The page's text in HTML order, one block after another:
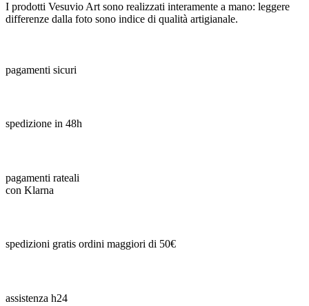
I prodotti Vesuvio Art sono realizzati interamente a mano: leggere
differenze dalla foto sono indice di qualità artigianale.
pagamenti sicuri
spedizione in 48h
pagamenti rateali
con Klarna
spedizioni gratis ordini maggiori di 50€
assistenza h24